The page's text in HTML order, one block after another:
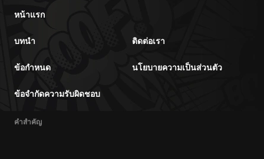
หน้าแรก
บทนำ ติดต่อเรา
ข้อกำหนด นโยบายความเป็นส่วนตัว
ข้อจำกัดความรับผิดชอบ
คำสำคัญ